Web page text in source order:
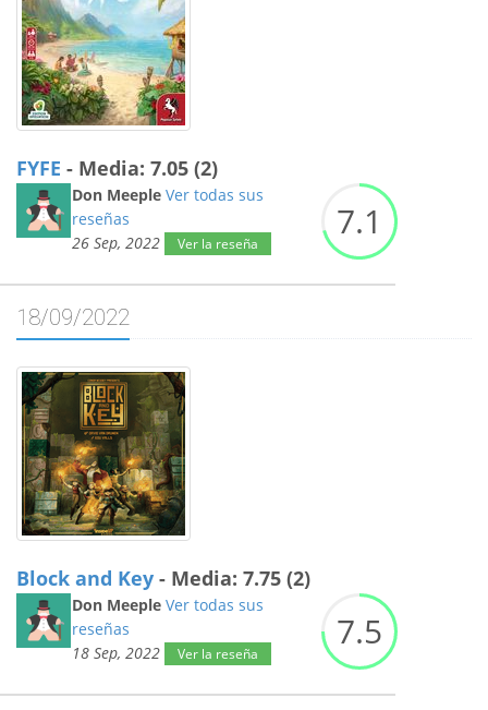
FYFE - Media: 7.05 (2)
Don Meeple Ver todas sus
reseñas
26 Sep, 2022
Ver la reseña
7.1
18/09/2022
Block and Key - Media: 7.75 (2)
Don Meeple Ver todas sus
reseñas
18 Sep, 2022
Ver la reseña
7.5